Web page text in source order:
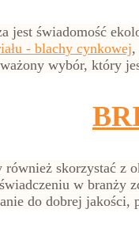
jest świadomość
- blachy cynkowej,
wybór, który
również skorzystać z
w branży
do dobrej jakości,